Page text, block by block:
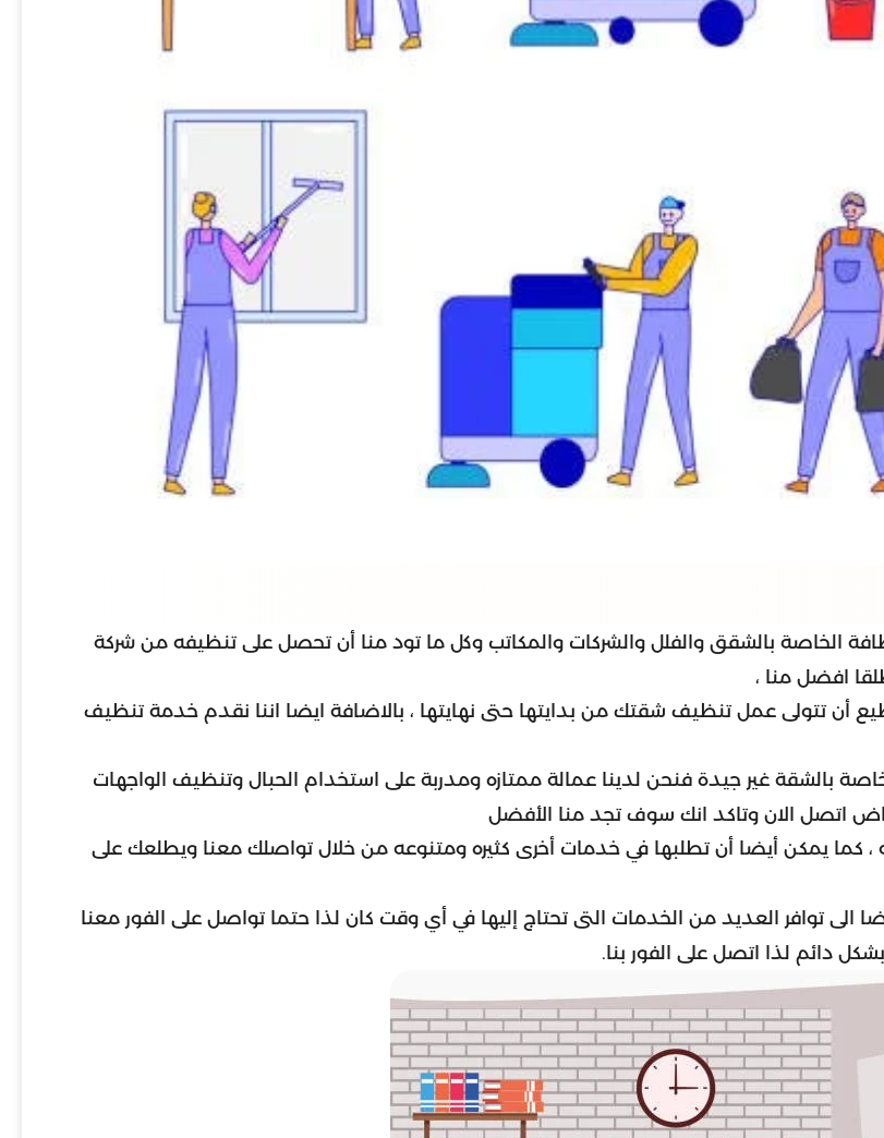
الخاصة بالشقق والفلل والشركات والمكاتب وكل ما تود منا أن تحصل على تنظيفه من شركة
افضل منا ،
أن تتولى عمل تنظيف شقتك من بدايتها حتى نهايتها ، بالاضافة ايضا اننا نقدم خدمة تنظيف
بالشقة غير جيدة فنحن لدينا عمالة ممتازه ومدربة على استخدام الحبال وتنظيف الواجهات
اتصل الان وتاكد انك سوف تجد منا الأفضل
، كما يمكن أيضا أن تطلبها في خدمات أخرى كثيره ومتنوعه من خلال تواصلك معنا ويطلعك على
توافر العديد من الخدمات التى تحتاج إليها في أي وقت كان لذا حتما تواصل على الفور معنا
دائم لذا اتصل على الفور بنا.